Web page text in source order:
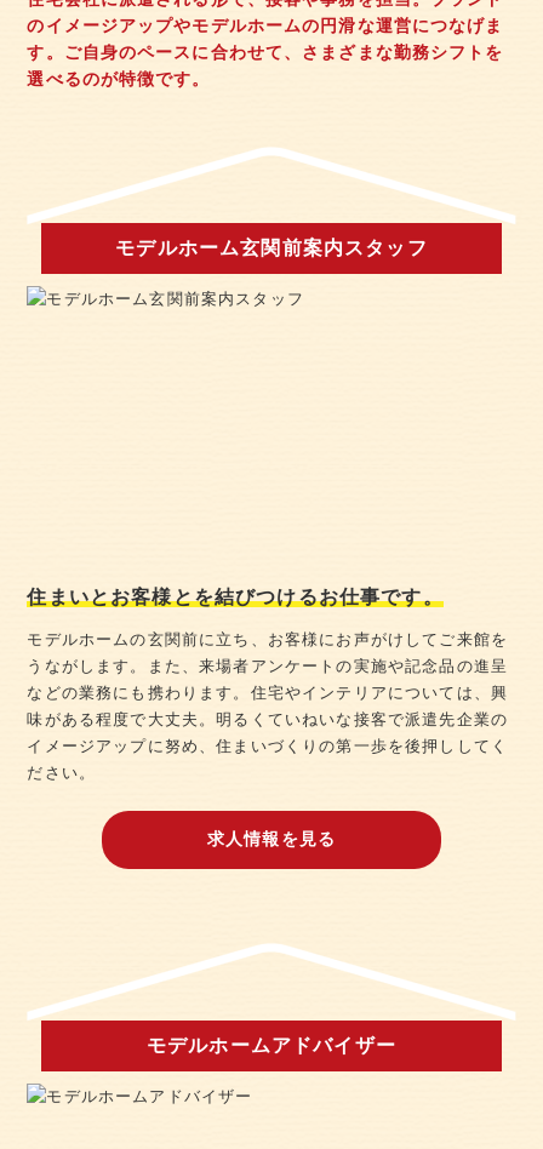
のイメージアップやモデルホームの円滑な運営につなげま
す。ご自身のペースに合わせて、さまざまな勤務シフトを
選べるのが特徴です。
モデルホーム玄関前案内スタッフ
住まいとお客様とを結びつけるお仕事です。
モデルホームの玄関前に立ち、お客様にお声がけしてご来館を
うながします。また、来場者アンケートの実施や記念品の進呈
などの業務にも携わります。住宅やインテリアについては、興
味がある程度で大丈夫。明るくていねいな接客で派遣先企業の
イメージアップに努め、住まいづくりの第一歩を後押ししてく
ださい。
求人情報を見る
モデルホームアドバイザー